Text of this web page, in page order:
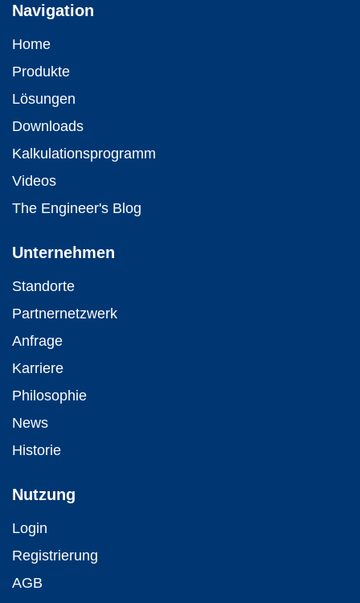
Navigation
Home
Produkte
Lösungen
Downloads
Kalkulations­programm
Videos
The Engineer's Blog
Unternehmen
Standorte
Partnernetzwerk
Anfrage
Karriere
Philosophie
News
Historie
Nutzung
Login
Registrierung
AGB